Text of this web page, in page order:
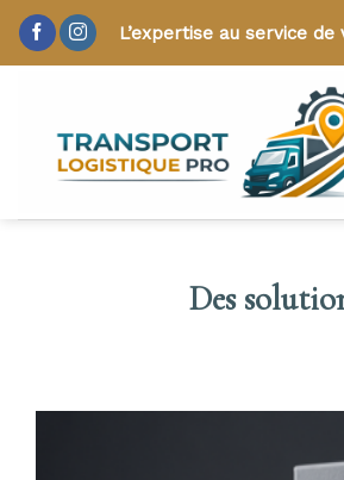
Skip
L’expertise au service
Des